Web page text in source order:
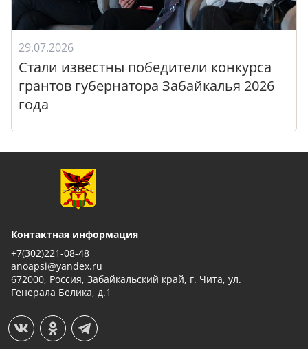
29.07.2026
Стали известны победители конкурса
грантов губернатора Забайкалья 2026
года
Контактная информация
+7(302)221-08-48
anoapsi@yandex.ru
672000, Россия, Забайкальский край, г. Чита, ул.
Генерала Белика, д.1